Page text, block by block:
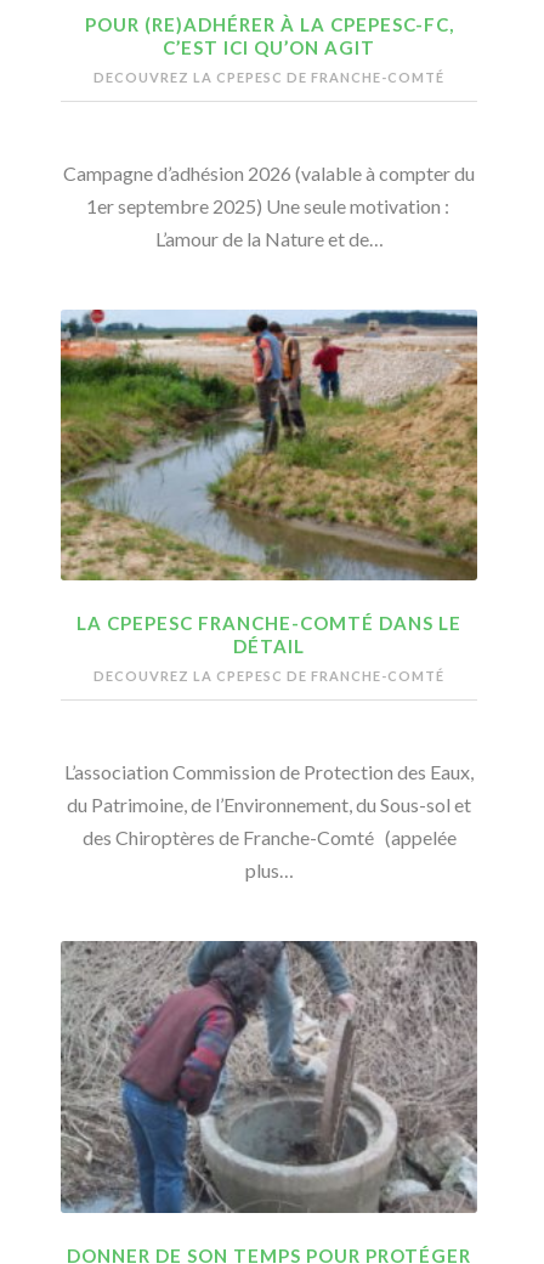
POUR (RE)ADHÉRER À LA CPEPESC-FC,
C’EST ICI QU’ON AGIT
DECOUVREZ LA CPEPESC DE FRANCHE-COMTÉ
Campagne d’adhésion 2026 (valable à compter du
1er septembre 2025) Une seule motivation :
L’amour de la Nature et de…
LA CPEPESC FRANCHE-COMTÉ DANS LE
DÉTAIL
DECOUVREZ LA CPEPESC DE FRANCHE-COMTÉ
L’association Commission de Protection des Eaux,
du Patrimoine, de l’Environnement, du Sous-sol et
des Chiroptères de Franche-Comté (appelée
plus…
DONNER DE SON TEMPS POUR PROTÉGER